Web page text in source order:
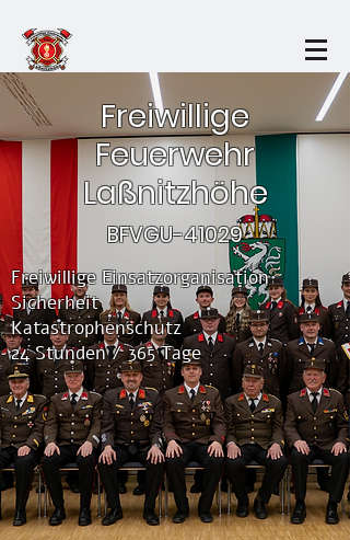
Freiwillige
Feuerwehr
Laßnitzhöhe
BFVGU-41029
Freiwillige Einsatzorganisation
Sicherheit
Katastrophenschutz
24 Stunden / 365 Tage